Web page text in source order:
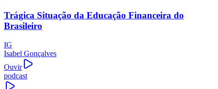
Trágica Situação da Educação Financeira do
Brasileiro
IG
Isabel Gonçalves
Ouvir
podcast